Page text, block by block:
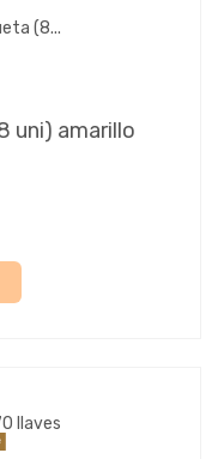
uni) amarillo